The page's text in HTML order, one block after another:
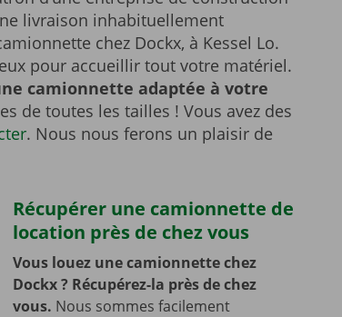
livraison inhabituellement
chez Dockx, à Kessel Lo.
pour accueillir tout votre matériel.
camionnette adaptée à votre
de toutes les tailles ! Vous avez des
. Nous nous ferons un plaisir de
Récupérer une camionnette de
location près de chez vous
Vous louez une camionnette chez
Dockx ? Récupérez-la près de chez
vous. Nous sommes facilement